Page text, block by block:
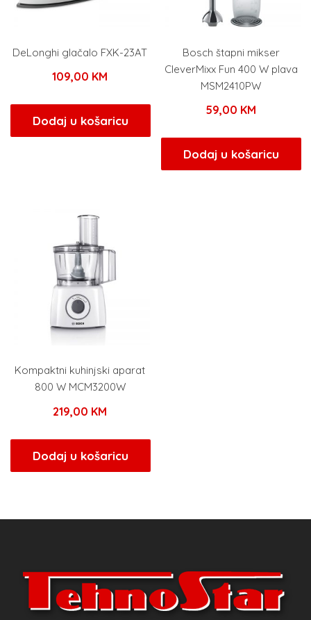
DeLonghi glačalo FXK-23AT
109,00 KM
Dodaj u košaricu
Bosch štapni mikser
CleverMixx Fun 400 W plava
MSM2410PW
59,00 KM
Dodaj u košaricu
Kompaktni kuhinjski aparat
800 W MCM3200W
219,00 KM
Dodaj u košaricu